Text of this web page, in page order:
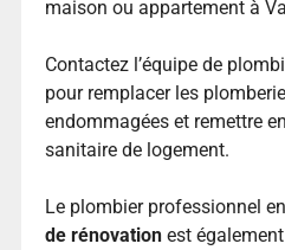
maison ou appartement à
Contactez l’équipe de
pour remplacer les
endommagées et remettre
sanitaire de logement.
Le plombier professionnel
de rénovation est